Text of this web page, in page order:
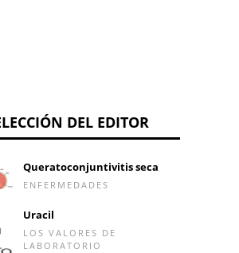
DEL EDITOR
Queratoconjuntivitis seca
ENFERMEDADES
Uracil
LOS VALORES DE
LABORATORIO